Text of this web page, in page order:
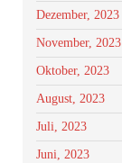
Dezember, 2023
November, 2023
Oktober, 2023
August, 2023
Juli, 2023
Juni, 2023